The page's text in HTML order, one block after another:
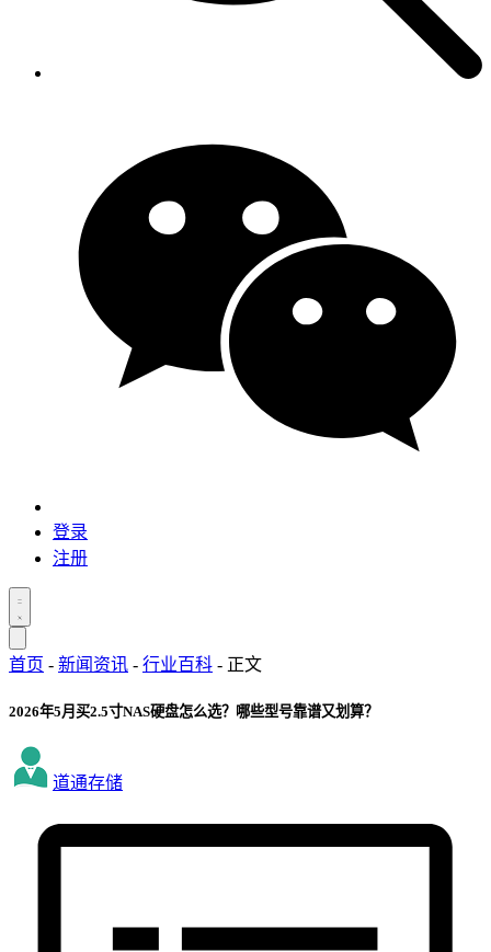
登录
注册
首页 - 新闻资讯 - 行业百科 - 正文
2026年5月买2.5寸NAS硬盘怎么选？哪些型号靠谱又划算？
道通存储